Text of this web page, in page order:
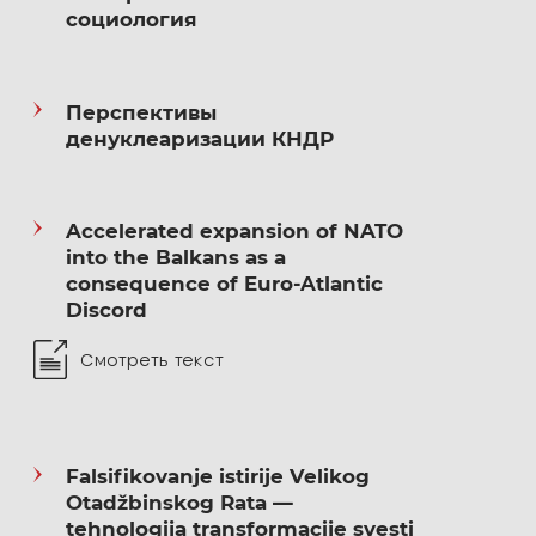
(2 ФУП)
Политология для экономистов (1 МЭО)
Современные технологии смены
Научные интересы:
социология
Перспективы
денуклеаризации КНДР
Accelerated expansion of NATO
into the Balkans as a
consequence of Euro-Atlantic
Discord
Смотреть текст
Falsifikovanje istirije Velikog
Otadžbinskog Rata —
tehnologija transformacije svesti